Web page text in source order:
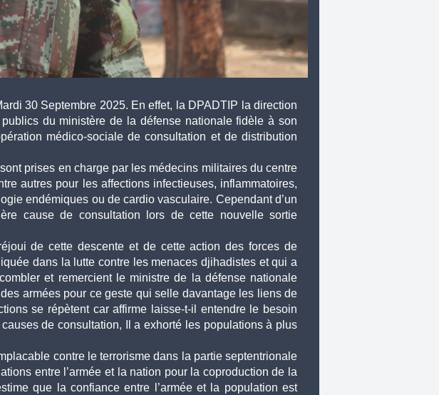
30 Septembre 2025. En effet, la DPADTIP la direction
du ministère de la défense nationale fidèle à son
médico-sociale de consultation et de distribution
prises en charge par les médecins militaires du centre
autres pour les affections infectieuses, inflammatoires,
endémiques ou de cardio vasculaire. Cependant d’un
cause de consultation lors de cette nouvelle sortie
de cette descente et de cette action des forces de
dans la lutte contre les menaces djihadistes et qui a
et remercient le ministre de la défense nationale
armées pour ce geste qui selle davantage les liens de
se répètent car affirme laisse-t-il entendre le besoin
de consultation, Il a exhorté les populations à plus
contre le terrorisme dans la partie septentrionale
entre l’armée et la nation pour la coproduction de la
que la confiance entre l’armée et la population est